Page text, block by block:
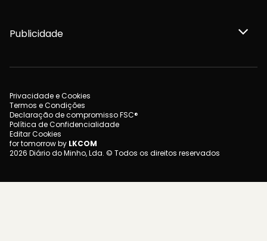
Publicidade
Privacidade e Cookies
Termos e Condições
Declaração de compromisso FSC®
Política de Confidencialidade
Editar Cookies
for tomorrow by LKCOM
2026 Diário do Minho, Lda. © Todos os direitos reservados